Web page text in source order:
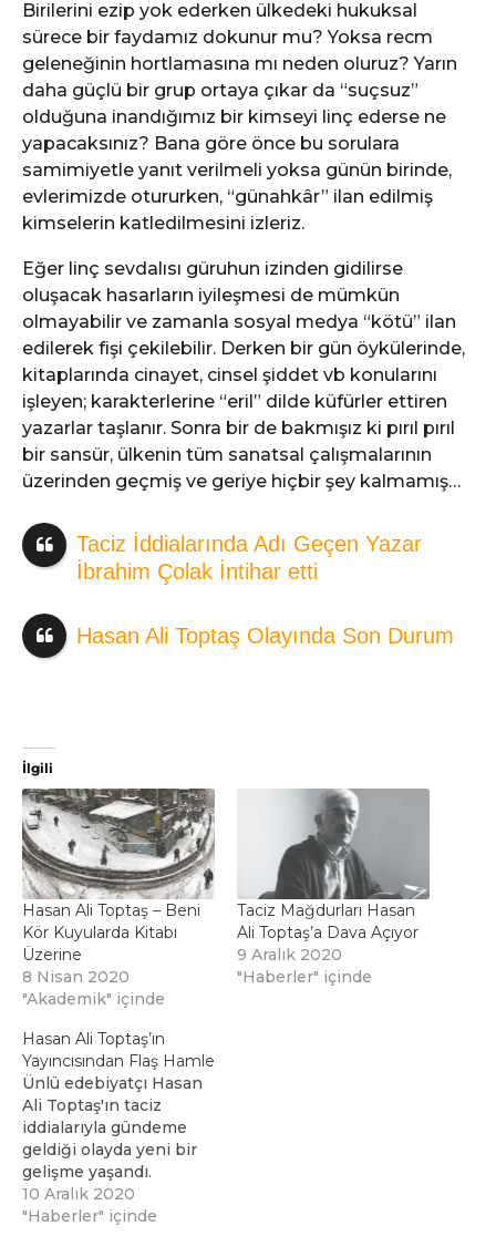
Birilerini ezip yok ederken ülkedeki hukuksal
sürece bir faydamız dokunur mu? Yoksa recm
geleneğinin hortlamasına mı neden oluruz? Yarın
daha güçlü bir grup ortaya çıkar da “suçsuz”
olduğuna inandığımız bir kimseyi linç ederse ne
yapacaksınız? Bana göre önce bu sorulara
samimiyetle yanıt verilmeli yoksa günün birinde,
evlerimizde otururken, “günahkâr” ilan edilmiş
kimselerin katledilmesini izleriz.
Eğer linç sevdalısı güruhun izinden gidilirse
oluşacak hasarların iyileşmesi de mümkün
olmayabilir ve zamanla sosyal medya “kötü” ilan
edilerek fişi çekilebilir. Derken bir gün öykülerinde,
kitaplarında cinayet, cinsel şiddet vb konularını
işleyen; karakterlerine “eril” dilde küfürler ettiren
yazarlar taşlanır. Sonra bir de bakmışız ki pırıl pırıl
bir sansür, ülkenin tüm sanatsal çalışmalarının
üzerinden geçmiş ve geriye hiçbir şey kalmamış…
Taciz İddialarında Adı Geçen Yazar
İbrahim Çolak İntihar etti
Hasan Ali Toptaş Olayında Son Durum
İlgili
Hasan Ali Toptaş – Beni
Kör Kuyularda Kitabı
Üzerine
8 Nisan 2020
"Akademik" içinde
Taciz Mağdurları Hasan
Ali Toptaş’a Dava Açıyor
9 Aralık 2020
"Haberler" içinde
Hasan Ali Toptaş’ın
Yayıncısından Flaş Hamle
Ünlü edebiyatçı Hasan
Ali Toptaş'ın taciz
iddialarıyla gündeme
geldiği olayda yeni bir
gelişme yaşandı.
10 Aralık 2020
"Haberler" içinde